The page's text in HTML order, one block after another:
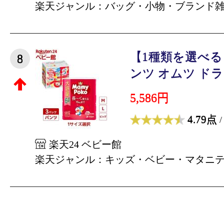
楽天ジャンル：バッグ・小物・ブランド
8
【1種類を選べ
ンツ オムツ ド
5,586円
4.79点 /
楽天24 ベビー館
楽天ジャンル：キッズ・ベビー・マタニ